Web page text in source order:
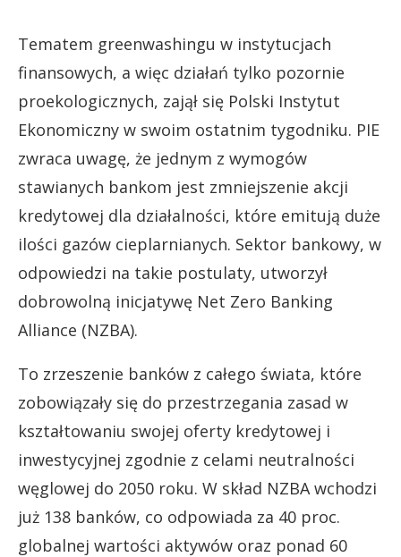
Tematem greenwashingu w instytucjach
finansowych, a więc działań tylko pozornie
proekologicznych, zajął się Polski Instytut
Ekonomiczny w swoim ostatnim tygodniku. PIE
zwraca uwagę, że jednym z wymogów
stawianych bankom jest zmniejszenie akcji
kredytowej dla działalności, które emitują duże
ilości gazów cieplarnianych. Sektor bankowy, w
odpowiedzi na takie postulaty, utworzył
dobrowolną inicjatywę Net Zero Banking
Alliance (NZBA).
To zrzeszenie banków z całego świata, które
zobowiązały się do przestrzegania zasad w
kształtowaniu swojej oferty kredytowej i
inwestycyjnej zgodnie z celami neutralności
węglowej do 2050 roku. W skład NZBA wchodzi
już 138 banków, co odpowiada za 40 proc.
globalnej wartości aktywów oraz ponad 60